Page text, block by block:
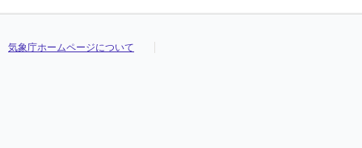
気象庁ホームページについて